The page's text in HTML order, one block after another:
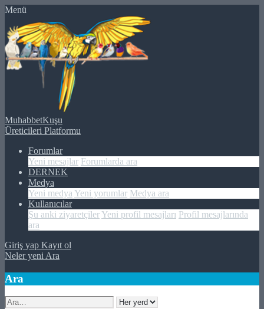
Menü
MuhabbetKuşu
Üreticileri Platformu
Forumlar
Yeni mesajlar Forumlarda ara
DERNEK
Medya
Yeni medya Yeni yorumlar Medya ara
Kullanıcılar
Şu anki ziyaretçilerYeni profil mesajları Profil mesajlarında
ara
Giriş yap Kayıt ol
Neler yeni Ara
Ara